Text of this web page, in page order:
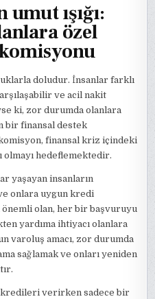
ışığı:
özel
doludur. İnsanlar farklı
ve acil nakit
ki, zor durumda olanlara
bir finansal destek
finansal kriz içindeki
olmayı hedeflemektedir.
yaşayan insanların
onlara uygun kredi
önemli olan, her bir başvuruyu
yardıma ihtiyacı olanlara
varoluş amacı, zor durumda
sağlamak ve onları yeniden
kredileri verirken sadece bir